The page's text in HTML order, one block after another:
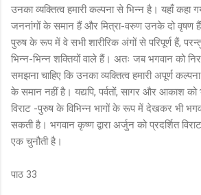
उनका व्यक्तित्व हमारी कल्पना से भिन्न है। यहाँ कहा
जननांगों के समान हैं और मित्रा-वरुण उनके दो वृषण
पुरुष के रूप में वे सभी शारीरिक अंगों से परिपूर्ण हैं,
भिन्न-भिन्न शक्तियों वाले हैं। अतः जब भगवान को
समझना चाहिए कि उनका व्यक्तित्व हमारी अपूर्ण
के समान नहीं है। यद्यपि, पर्वतों, सागर और आकाश को
विराट -पुरुष के विभिन्न भागों के रूप में देखकर भी
सकती है। भगवान कृष्ण द्वारा अर्जुन को प्रदर्शित
एक चुनौती है।
पाठ 33